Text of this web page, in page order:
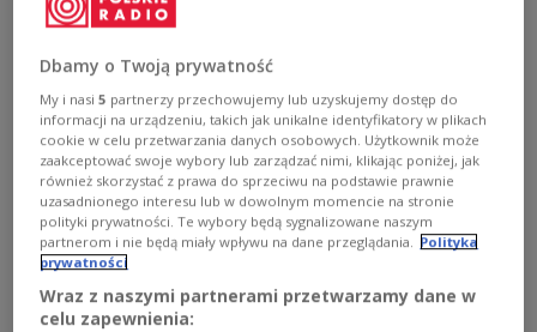
bardzo interesującego człowieka
- Mam poczucie, że odkryłam człowieka, który zasługiwał
na tę biografię. Był bardzo ciekawą osobowością,
fascynował się buddyzmem, później radykalnie
zainteresował się katolicyzmem. U niego zmieniały się
zainteresowania, szukał odpowiedzi w literaturze. Był
osobą bardzo osłuchaną i poszukującą, inspirował się
mnóstwem rzeczy, miał bardzo otwarty umysł - mówiła
w Dwójce Anna Kamińska, autorka książki "Marek
Jackowski. Głośniej. Historia twórcy Maanamu".
Dbamy o Twoją prywatność
My i nasi5 partnerzy przechowujemy lub uzyskujemy dostęp do
informacji na urządzeniu, takich jak unikalne identyfikatory w plikach
cookie w celu przetwarzania danych osobowych. Użytkownik może
zaakceptować swoje wybory lub zarządzać nimi, klikając poniżej, jak
również skorzystać z prawa do sprzeciwu na podstawie prawnie
uzasadnionego interesu lub w dowolnym momencie na stronie
polityki prywatności. Te wybory będą sygnalizowane naszym
partnerom i nie będą miały wpływu na dane przeglądania. Polityka
prywatności
Wraz z naszymi partnerami przetwarzamy dane w
celu zapewnienia: